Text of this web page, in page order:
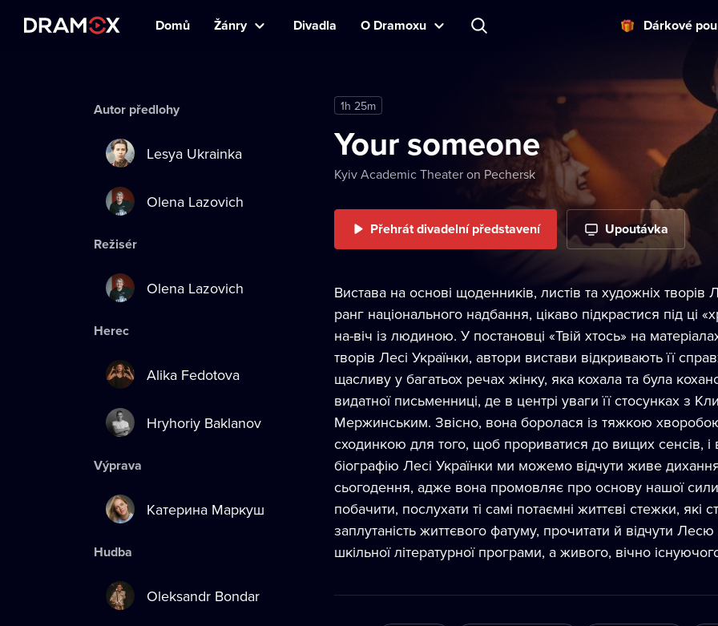
Domů Žánry Divadla O Dramoxu Dárkové
1h 25m
Your someone
Kyiv Academic Theater on Pechersk
Přehrát divadelní představení Upoutávka
Вистава на основі щоденників, листів та художніх
ранг національного надбання, цікаво підкрастися під ці
на-віч із людиною. У постановці «Твій хтось» на
творів Лесі Українки, автори вистави відкривають її
щасливу у багатьох речах жінку, яка кохала та була
видатної письменниці, де в центрі уваги її стосунках з
Мержинським. Звісно, вона боролася із тяжкою
сходинкою для того, щоб прориватися до вищих сенсів, і
біографію Лесі Українки ми можемо відчути живе
сьогодення, адже вона промовляє про основу нашої
побачити, послухати ті самі потаємні життєві стежки, які
заплутаність життєвого фатуму, прочитати й відчути
шкільної літературної програми, а живого, вічно
Autor předlohy
Lesya Ukrainka
Olena Lazovich
Režisér
Olena Lazovich
Herec
Alika Fedotova
Hryhoriy Baklanov
Výprava
Катерина Маркуш
Hudba
Oleksandr Bondar